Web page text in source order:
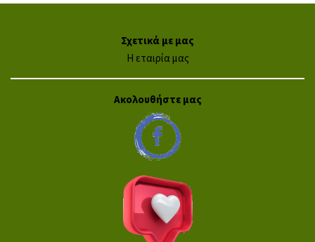
Σχετικά με μας
Η εταιρία μας
Ακολουθήστε μας